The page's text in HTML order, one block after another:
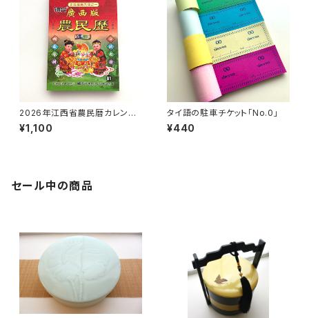
2026年江西省農民暦カレンダ
ー
¥1,100
タイ語の駐車チケット「No.0」
¥440
セール中の商品